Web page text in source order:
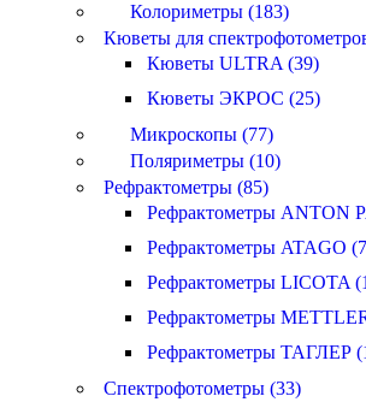
Колориметры (183)
Кюветы для
Кюветы ULTRA (39)
Кюветы ЭКРОС (25)
Микроскопы (77)
Поляриметры (10)
Рефрактометры (85)
Рефрактометры ANTON
Рефрактометры ATAGO
Рефрактометры LICOTA
Рефрактометры
Рефрактометры ТАГЛЕР
Спектрофотометры (33)